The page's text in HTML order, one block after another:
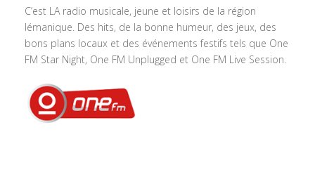
C’est LA radio musicale, jeune et loisirs de la région
lémanique. Des hits, de la bonne humeur, des jeux, des
bons plans locaux et des événements festifs tels que One
FM Star Night, One FM Unplugged et One FM Live Session.